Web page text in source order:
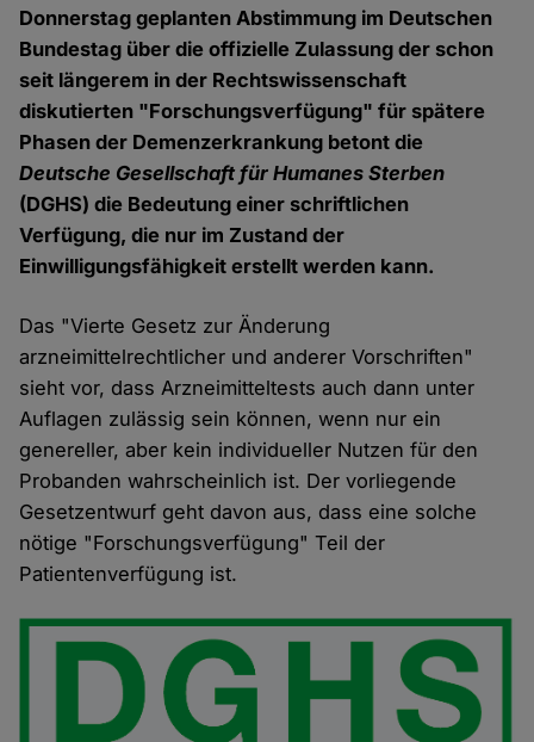
Donnerstag geplanten Abstimmung im Deutschen
Bundestag über die offizielle Zulassung der schon
seit längerem in der Rechtswissenschaft
diskutierten "Forschungsverfügung" für spätere
Phasen der Demenzerkrankung betont die
Deutsche Gesellschaft für Humanes Sterben
(DGHS) die Bedeutung einer schriftlichen
Verfügung, die nur im Zustand der
Einwilligungsfähigkeit erstellt werden kann.
Das "Vierte Gesetz zur Änderung
arzneimittelrechtlicher und anderer Vorschriften"
sieht vor, dass Arzneimitteltests auch dann unter
Auflagen zulässig sein können, wenn nur ein
genereller, aber kein individueller Nutzen für den
Probanden wahrscheinlich ist. Der vorliegende
Gesetzentwurf geht davon aus, dass eine solche
nötige "Forschungsverfügung" Teil der
Patientenverfügung ist.